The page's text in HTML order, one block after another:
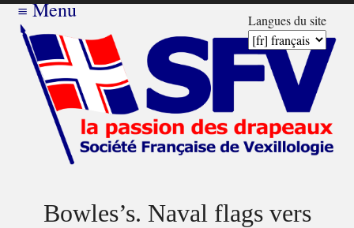
Langues du site
≡Menu
Bowles’s. Naval flags vers